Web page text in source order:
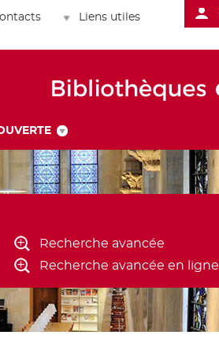
Liens utiles
Recherche avancée
Recherche avancée en ligne